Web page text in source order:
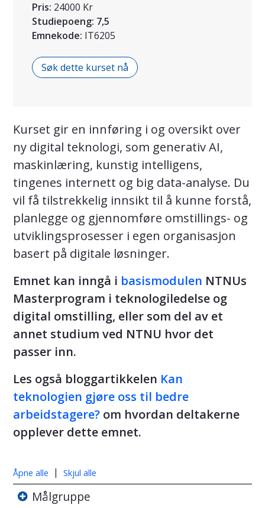
Pris: 24000 Kr
Studiepoeng: 7,5
Emnekode: IT6205
Søk dette kurset nå
Kurset gir en innføring i og oversikt over
ny digital teknologi, som generativ AI,
maskinlæring, kunstig intelligens,
tingenes internett og big data-analyse. Du
vil få tilstrekkelig innsikt til å kunne forstå,
planlegge og gjennomføre omstillings- og
utviklingsprosesser i egen organisasjon
basert på digitale løsninger.
Emnet kan inngå i basismodulen NTNUs
Masterprogram i teknologiledelse og
digital omstilling, eller som del av et
annet studium ved NTNU hvor det
passer inn.
Les også bloggartikkelen Kan
teknologien gjøre oss til bedre
arbeidstagere? om hvordan deltakerne
opplever dette emnet.
Åpne alle | Skjul alle
Målgruppe